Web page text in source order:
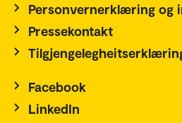
Personvernerklæring og
Pressekontakt
Facebook
LinkedIn